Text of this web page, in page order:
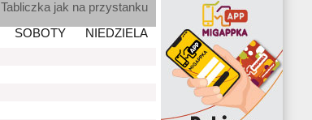
Tabliczka jak na przystanku
SOBOTY
NIEDZIELA